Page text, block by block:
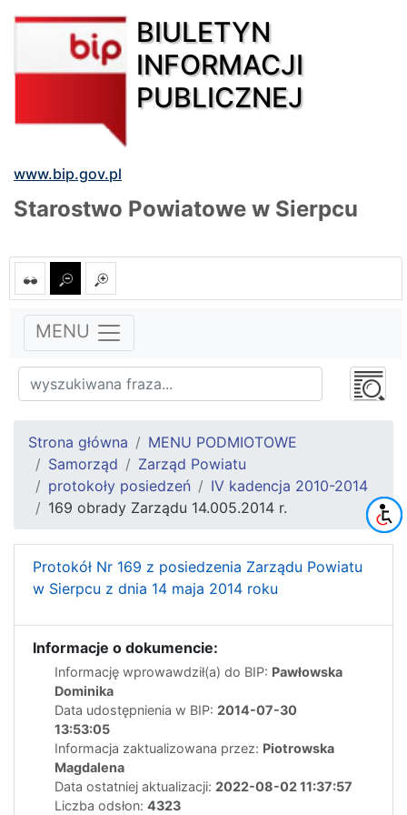
BIULETYN
INFORMACJI
PUBLICZNEJ
www.bip.gov.pl
Starostwo Powiatowe w Sierpcu
MENU
Strona główna
MENU PODMIOTOWE
Samorząd
Zarząd Powiatu
protokoły posiedzeń
IV kadencja 2010-2014
169 obrady Zarządu 14.005.2014 r.
Protokół Nr 169 z posiedzenia Zarządu Powiatu
w Sierpcu z dnia 14 maja 2014 roku
Informacje o dokumencie:
Informację wprowawdził(a) do BIP: Pawłowska
Dominika
Data udostępnienia w BIP: 2014-07-30
13:53:05
Informacja zaktualizowana przez: Piotrowska
Magdalena
Data ostatniej aktualizacji: 2022-08-02 11:37:57
Liczba odsłon: 4323